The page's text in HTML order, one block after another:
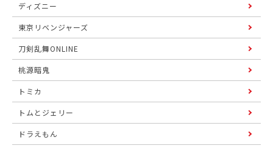
ディズニー
東京リベンジャーズ
刀剣乱舞ONLINE
桃源暗鬼
トミカ
トムとジェリー
ドラえもん